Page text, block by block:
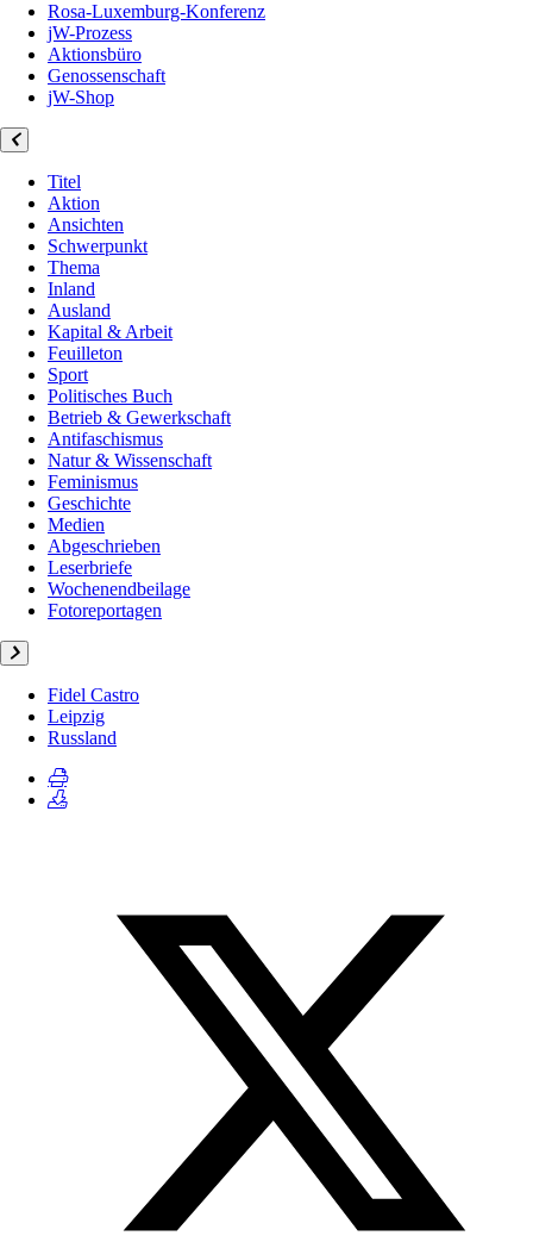
Rosa-Luxemburg-Konferenz
jW-Prozess
Aktionsbüro
Genossenschaft
jW-Shop
Titel
Aktion
Ansichten
Schwerpunkt
Thema
Inland
Ausland
Kapital & Arbeit
Feuilleton
Sport
Politisches Buch
Betrieb & Gewerkschaft
Antifaschismus
Natur & Wissenschaft
Feminismus
Geschichte
Medien
Abgeschrieben
Leserbriefe
Wochenendbeilage
Fotoreportagen
Fidel Castro
Leipzig
Russland